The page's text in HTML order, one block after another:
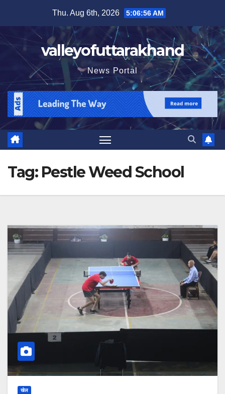
content
Thu. Aug 6th, 2026 5:06:56 AM
valleyofuttarakhand
News Portal
Tag: Pestle Weed School
खेल